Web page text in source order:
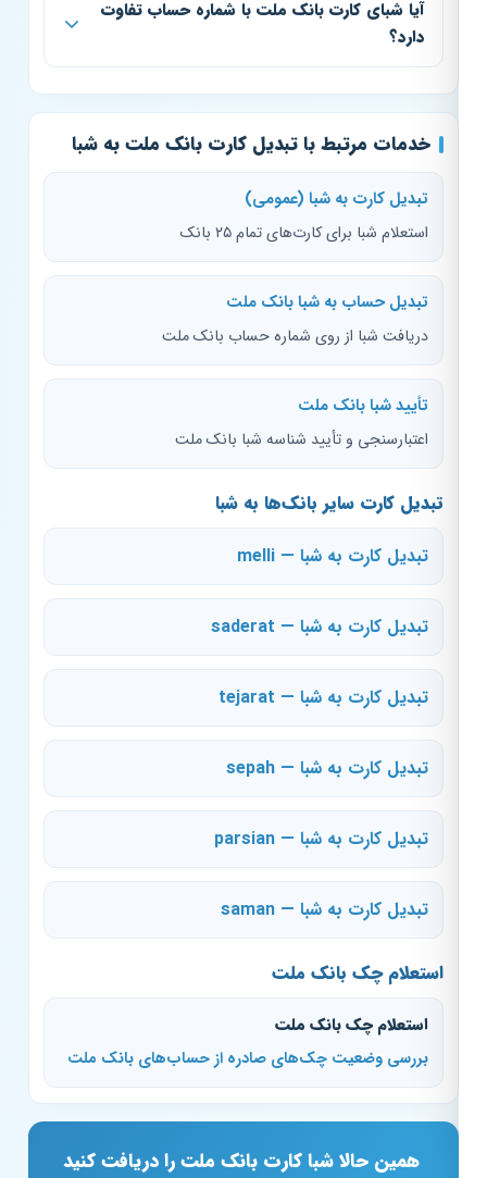
آیا شبای کارت بانک ملت با شماره حساب تفاوت
دارد؟
خدمات مرتبط با تبدیل کارت بانک ملت به شبا
تبدیل کارت به شبا (عمومی)
استعلام شبا برای کارت‌های تمام ۲۵ بانک
تبدیل حساب به شبا بانک ملت
دریافت شبا از روی شماره حساب بانک ملت
تأیید شبا بانک ملت
اعتبارسنجی و تأیید شناسه شبا بانک ملت
تبدیل کارت سایر بانک‌ها به شبا
تبدیل کارت به شبا — melli
تبدیل کارت به شبا — saderat
تبدیل کارت به شبا — tejarat
تبدیل کارت به شبا — sepah
تبدیل کارت به شبا — parsian
تبدیل کارت به شبا — saman
استعلام چک بانک ملت
استعلام چک بانک ملت
بررسی وضعیت چک‌های صادره از حساب‌های بانک ملت
همین حالا شبا کارت بانک ملت را دریافت کنید